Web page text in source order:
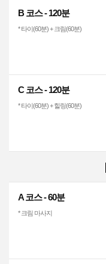
B 코스 - 120분
* 타이(60분) + 크림(60분)
C 코스 - 120분
* 타이(60분) + 힐링(60분)
A 코스 - 60분
* 크림 마사지